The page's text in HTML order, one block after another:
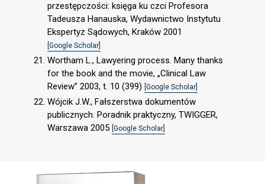
przestępczości: księga ku czci Profesora
Tadeusza Hanauska, Wydawnictwo Instytutu
Ekspertyz Sądowych, Kraków 2001
[Google Scholar]
Wortham L., Lawyering process. Many thanks
for the book and the movie, „Clinical Law
Review” 2003, t. 10 (399) [Google Scholar]
Wójcik J.W., Fałszerstwa dokumentów
publicznych. Poradnik praktyczny, TWIGGER,
Warszawa 2005 [Google Scholar]
Cover image